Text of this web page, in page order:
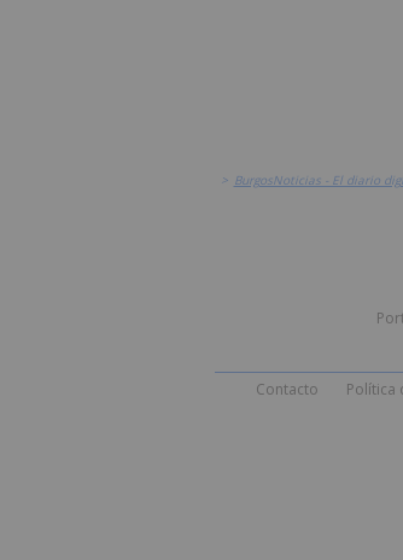
> BurgosNoticias - El diario
Contacto Política